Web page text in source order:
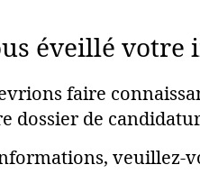
éveillé votre
faire
dossier de
veuillez-